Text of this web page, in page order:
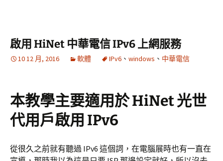
啟用 HiNet 中華電信 IPv6 上網服務
10 12 月, 2016 軟體 IPv6 、 windows 、 中華電信
本教學主要適用於 HiNet 光世
代用戶啟用 IPv6
從很久之前就有聽過 IPv6 這個詞，在電腦展時也有一直在